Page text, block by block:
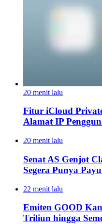
20 menit lalu
Fitur iCloud
Alamat IP
20 menit lalu
Senat AS Genjot
Segera Punya
22 menit lalu
Emiten GOOD
Triliun hingga